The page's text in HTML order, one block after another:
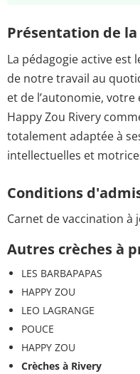
Présentation de la
La pédagogie active
de notre travail au
et de l’autonomie,
Happy Zou Rivery
totalement adaptée à
intellectuelles et
Conditions
Carnet de vaccination à
Autres crèches à
LES BARBAPAPAS
HAPPY ZOU
LEO LAGRANGE
POUCE
HAPPY ZOU
Crèches à Rivery